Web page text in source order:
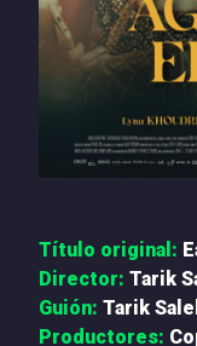
Título original:
Director: Tarik
Guión: Tarik
Productores: